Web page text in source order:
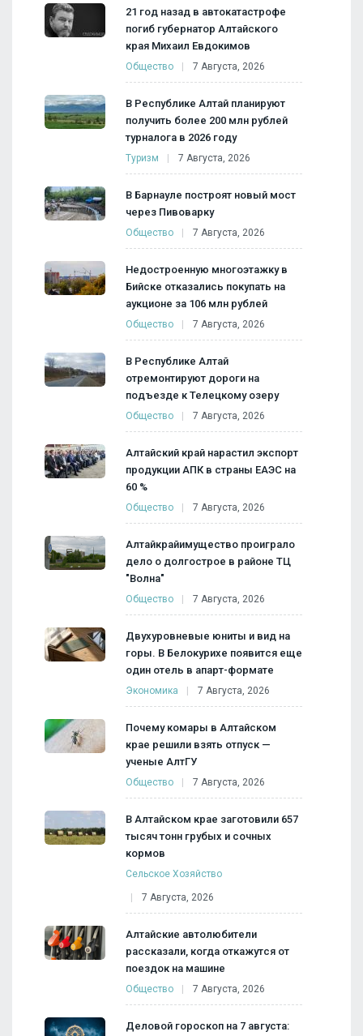
21 год назад в автокатастрофе
погиб губернатор Алтайского
края Михаил Евдокимов
Общество 7 Августа, 2026
В Республике Алтай планируют
получить более 200 млн рублей
турналога в 2026 году
Туризм 7 Августа, 2026
В Барнауле построят новый мост
через Пивоварку
Общество 7 Августа, 2026
Недостроенную многоэтажку в
Бийске отказались покупать на
аукционе за 106 млн рублей
Общество 7 Августа, 2026
В Республике Алтай
отремонтируют дороги на
подъезде к Телецкому озеру
Общество 7 Августа, 2026
Алтайский край нарастил экспорт
продукции АПК в страны ЕАЭС на
60 %
Общество 7 Августа, 2026
Алтайкрайимущество проиграло
дело о долгострое в районе ТЦ
"Волна"
Общество 7 Августа, 2026
Двухуровневые юниты и вид на
горы. В Белокурихе появится еще
один отель в апарт-формате
Экономика 7 Августа, 2026
Почему комары в Алтайском
крае решили взять отпуск —
ученые АлтГУ
Общество 7 Августа, 2026
В Алтайском крае заготовили 657
тысяч тонн грубых и сочных
кормов
Сельское Хозяйство
7 Августа, 2026
Алтайские автолюбители
рассказали, когда откажутся от
поездок на машине
Общество 7 Августа, 2026
Деловой гороскоп на 7 августа: